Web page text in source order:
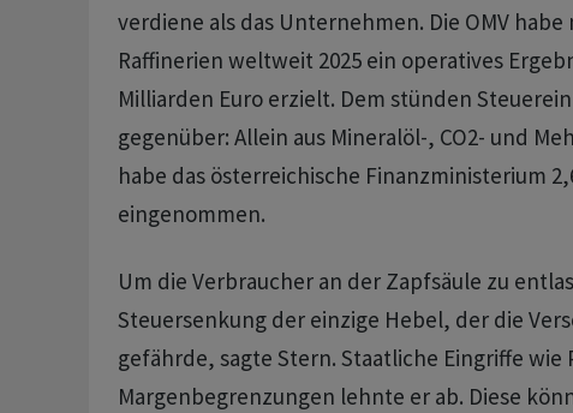
verdiene ​als das ​Unternehmen. Die OMV
Raffinerien weltweit 2025 ⁠ein operatives
Milliarden Euro erzielt. Dem stünden
gegenüber: Allein aus Mineralöl-, ⁠CO2- und
habe das österreichische Finanzministerium
eingenommen.
Um die Verbraucher an der Zapfsäule zu
Steuersenkung der einzige Hebel, der die
gefährde, sagte Stern. Staatliche Eingriffe wie
Margenbegrenzungen lehnte er ab. Diese